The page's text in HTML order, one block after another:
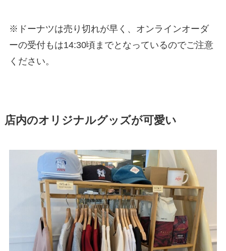
※ドーナツは売り切れが早く、オンラインオーダ
ーの受付もは14:30頃までとなっているのでご注意
ください。
店内のオリジナルグッズが可愛い